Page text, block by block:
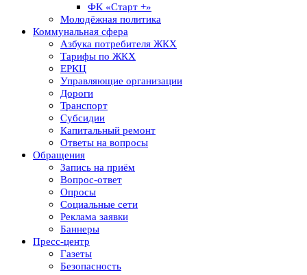
ФК «Старт +»
Молодёжная политика
Коммунальная сфера
Азбука потребителя ЖКХ
Тарифы по ЖКХ
ЕРКЦ
Управляющие организации
Дороги
Транспорт
Субсидии
Капитальный ремонт
Ответы на вопросы
Обращения
Запись на приём
Вопрос-ответ
Опросы
Социальные сети
Реклама заявки
Баннеры
Пресс-центр
Газеты
Безопасность